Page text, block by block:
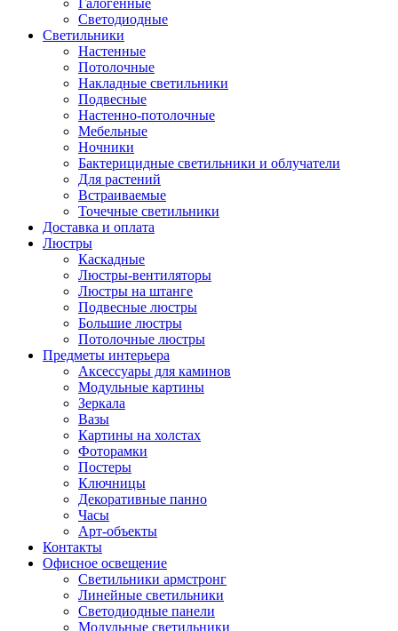
Галогенные
Светодиодные
Светильники
Настенные
Потолочные
Накладные светильники
Подвесные
Настенно-потолочные
Мебельные
Ночники
Бактерицидные светильники и облучатели
Для растений
Встраиваемые
Точечные светильники
Доставка и оплата
Люстры
Каскадные
Люстры-вентиляторы
Люстры на штанге
Подвесные люстры
Большие люстры
Потолочные люстры
Предметы интерьера
Аксессуары для каминов
Модульные картины
Зеркала
Вазы
Картины на холстах
Фоторамки
Постеры
Ключницы
Декоративные панно
Часы
Арт-объекты
Контакты
Офисное освещение
Светильники армстронг
Линейные светильники
Светодиодные панели
Модульные светильники